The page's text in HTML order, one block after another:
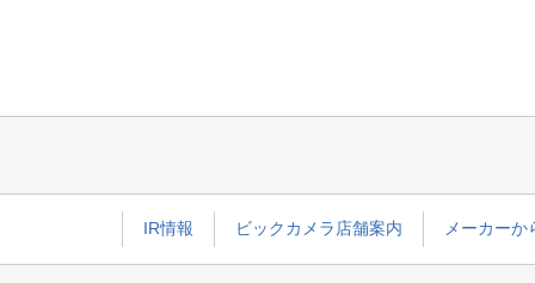
IR情報 ビックカメラ店舗案内 メーカー